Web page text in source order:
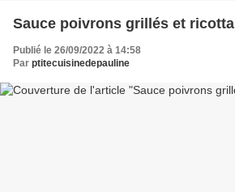
Sauce poivrons grillés et ricotta
Publié le 26/09/2022 à 14:58
Par ptitecuisinedepauline